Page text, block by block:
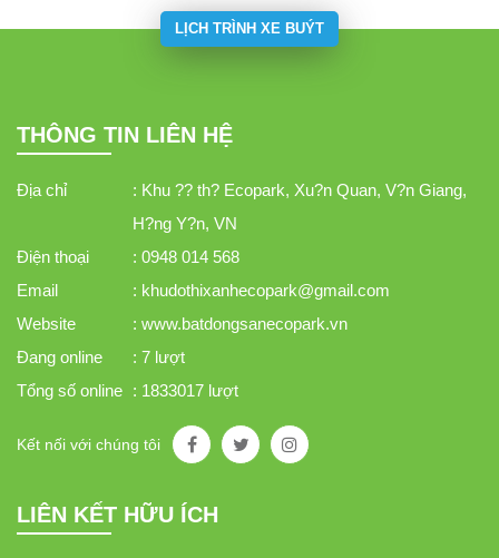
Đó là những dịch vụ nào? Hãy cùng
batdongsanecopark.vn khám phá
LỊCH TRÌNH XE BUÝT
THÔNG TIN LIÊN HỆ
Địa chỉ
: Khu ?? th? Ecopark, Xu?n Quan, V?n Giang,
H?ng Y?n, VN
Điện thoại
: 0948 014 568
Email
: khudothixanhecopark@gmail.com
Website
: www.batdongsanecopark.vn
Đang online
: 7 lượt
Tổng số online : 1833017 lượt
Kết nối với chúng tôi
LIÊN KẾT HỮU ÍCH